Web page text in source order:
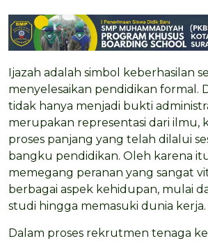
Ijazah adalah simbol keberhasilan
menyelesaikan pendidikan formal.
tidak hanya menjadi bukti
merupakan representasi dari ilmu,
proses panjang yang telah dilalui
bangku pendidikan. Oleh karena
memegang peranan yang sangat
berbagai aspek kehidupan, mulai
studi hingga memasuki dunia kerja.
Dalam proses rekrutmen tenaga